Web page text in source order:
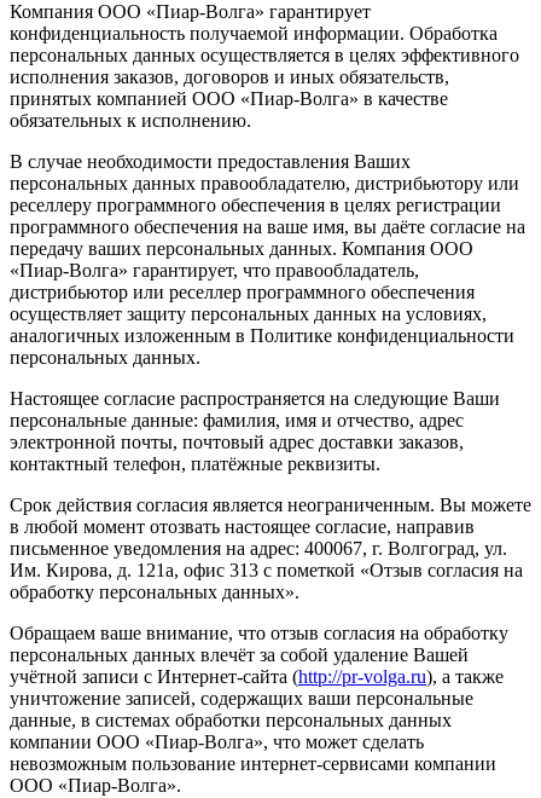
Компания ООО «Пиар-Волга» гарантирует
конфиденциальность получаемой информации. Обработка
персональных данных осуществляется в целях эффективного
исполнения заказов, договоров и иных обязательств,
принятых компанией ООО «Пиар-Волга» в качестве
обязательных к исполнению.
В случае необходимости предоставления Ваших
персональных данных правообладателю, дистрибьютору или
реселлеру программного обеспечения в целях регистрации
программного обеспечения на ваше имя, вы даёте согласие на
передачу ваших персональных данных. Компания ООО
«Пиар-Волга» гарантирует, что правообладатель,
дистрибьютор или реселлер программного обеспечения
осуществляет защиту персональных данных на условиях,
аналогичных изложенным в Политике конфиденциальности
персональных данных.
Настоящее согласие распространяется на следующие Ваши
персональные данные: фамилия, имя и отчество, адрес
электронной почты, почтовый адрес доставки заказов,
контактный телефон, платёжные реквизиты.
Срок действия согласия является неограниченным. Вы можете
в любой момент отозвать настоящее согласие, направив
письменное уведомления на адрес: 400067, г. Волгоград, ул.
Им. Кирова, д. 121а, офис 313 с пометкой «Отзыв согласия на
обработку персональных данных».
Обращаем ваше внимание, что отзыв согласия на обработку
персональных данных влечёт за собой удаление Вашей
учётной записи с Интернет-сайта (http://pr-volga.ru), а также
уничтожение записей, содержащих ваши персональные
данные, в системах обработки персональных данных
компании ООО «Пиар-Волга», что может сделать
невозможным пользование интернет-сервисами компании
ООО «Пиар-Волга».